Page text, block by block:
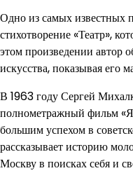
Одно из самых известных
стихотворение «Театр»,
этом произведении автор
искусства, показывая его
В 1963 году Сергей
полнометражный фильм
большим успехом в
рассказывает историю
Москву в поисках себя и